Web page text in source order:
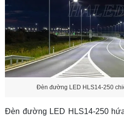
Đèn đường LED HLS14-250
Đèn đường LED HLS14-250